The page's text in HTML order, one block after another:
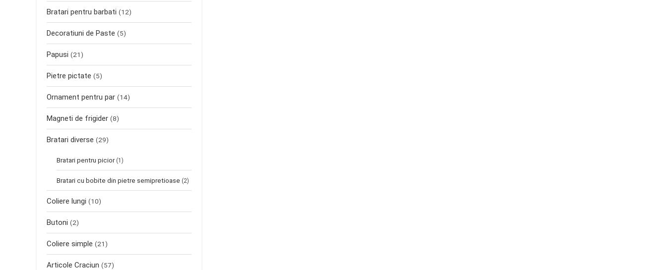
Bratari pentru barbati (12)
Decoratiuni de Paste (5)
Papusi (21)
Pietre pictate (5)
Ornament pentru par (14)
Magneti de frigider (8)
Bratari diverse (29)
Bratari pentru picior (1)
Bratari cu bobite din pietre semipretioase (2)
Coliere lungi (10)
Butoni (2)
Coliere simple (21)
Articole Craciun (57)